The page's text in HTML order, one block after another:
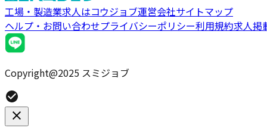
工場・製造業求人はコウジョブ運営会社サイトマップ
ヘルプ・お問い合わせプライバシーポリシー利用規約求人掲
Copyright@2025 スミジョブ